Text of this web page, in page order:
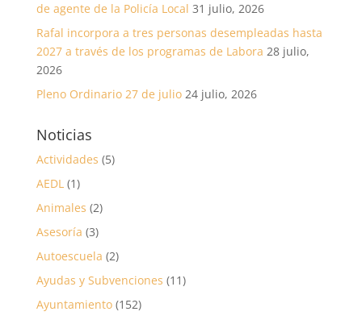
de agente de la Policía Local 31 julio, 2026
Rafal incorpora a tres personas desempleadas hasta
2027 a través de los programas de Labora 28 julio,
2026
Pleno Ordinario 27 de julio 24 julio, 2026
Noticias
Actividades (5)
AEDL(1)
Animales (2)
Asesoría (3)
Autoescuela (2)
Ayudas y Subvenciones (11)
Ayuntamiento(152)